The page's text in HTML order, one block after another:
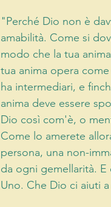
"Perché Dio non è
amabilità. Come si
modo che la tua
tua anima opera
ha intermediari, e
anima deve essere
Dio così com'è, o
Come lo amerete
persona, una non-
da ogni gemellarità.
Uno. Che Dio ci aiuti